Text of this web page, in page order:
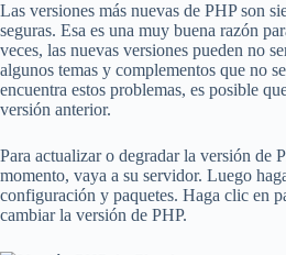
Las versiones más nuevas de PHP son
seguras. Esa es una muy buena razón
veces, las nuevas versiones pueden no
algunos temas y complementos que no
encuentra estos problemas, es posible
versión anterior.
Para actualizar o degradar la versión de
momento, vaya a su servidor. Luego
configuración y paquetes. Haga clic en
cambiar la versión de PHP.